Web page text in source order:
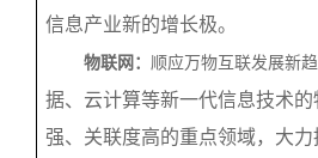
信息产业新的增长极。
物联网： 顺应万物互联发展新
据、云计算等新一代信息技术
强、关联度高的重点领域，大